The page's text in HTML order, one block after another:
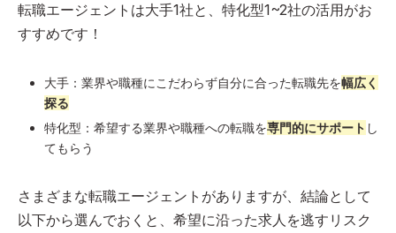
転職エージェントは大手1社と、特化型1~2社の活用がお
すすめです！
大手：業界や職種にこだわらず自分に合った転職先を幅広く
探る
特化型：希望する業界や職種への転職を専門的にサポート し
てもらう
さまざまな転職エージェントがありますが、結論として
以下から選んでおくと、希望に沿った求人を逃すリスク